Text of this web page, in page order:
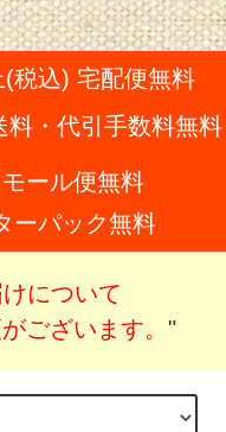
税込) 宅配便無料
・代引手数料無料
ール便無料
ーパック無料
について
ございます。 "